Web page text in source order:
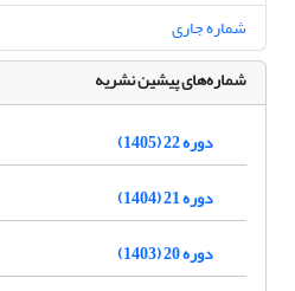
شماره جاری
شماره‌های پیشین نشریه
دوره 22 (1405)
دوره 21 (1404)
دوره 20 (1403)